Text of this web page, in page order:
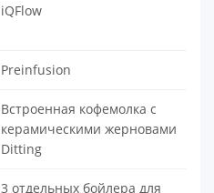
iQFlow
Preinfusion
Встроенная кофемолка с
керамическими жерновами
Ditting
3 отдельных бойлера для